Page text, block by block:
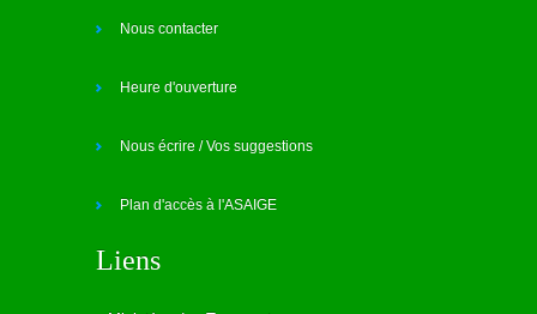
Nous contacter
Heure d'ouverture
Nous écrire / Vos suggestions
Plan d'accès à l'ASAIGE
Liens